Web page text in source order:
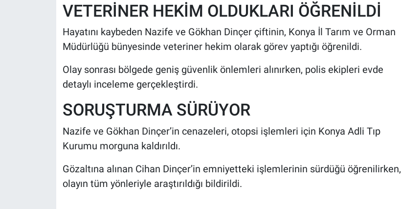
VETERİNER HEKİM OLDUKLARI ÖĞRENİLDİ
Hayatını kaybeden Nazife ve Gökhan Dinçer çiftinin, Konya İl Tarım ve Orman
Müdürlüğü bünyesinde veteriner hekim olarak görev yaptığı öğrenildi.
Olay sonrası bölgede geniş güvenlik önlemleri alınırken, polis ekipleri evde
detaylı inceleme gerçekleştirdi.
SORUŞTURMA SÜRÜYOR
Nazife ve Gökhan Dinçer’in cenazeleri, otopsi işlemleri için Konya Adli Tıp
Kurumu morguna kaldırıldı.
Gözaltına alınan Cihan Dinçer’in emniyetteki işlemlerinin sürdüğü öğrenilirken,
olayın tüm yönleriyle araştırıldığı bildirildi.